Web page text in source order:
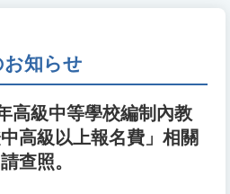
知らせ
高級中等學校編制內教
高級以上報名費」相關
查照。